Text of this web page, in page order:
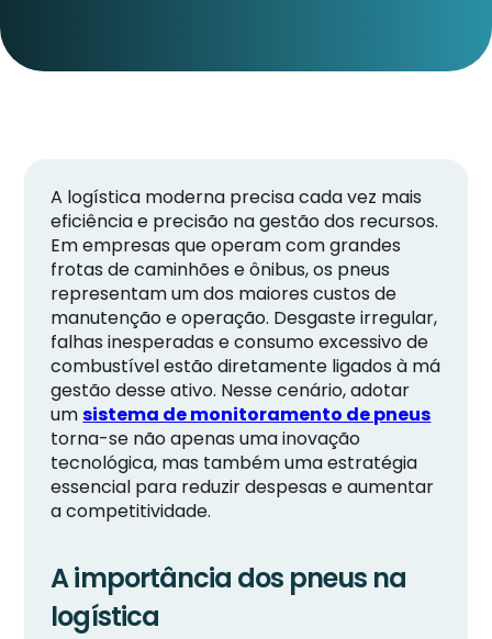
A logística moderna precisa cada vez mais
eficiência e precisão na gestão dos recursos.
Em empresas que operam com grandes
frotas de caminhões e ônibus, os pneus
representam um dos maiores custos de
manutenção e operação. Desgaste irregular,
falhas inesperadas e consumo excessivo de
combustível estão diretamente ligados à má
gestão desse ativo. Nesse cenário, adotar
umsistema de monitoramento de pneus
torna-se não apenas uma inovação
tecnológica, mas também uma estratégia
essencial para reduzir despesas e aumentar
a competitividade.
A importância dos pneus na
logística